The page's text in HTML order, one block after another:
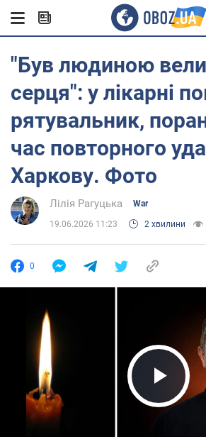
"Був людиною
серця": у лікарні
рятувальник,
час повторного
Харкову. Фото
Лілія Рагуцька War
19.06.2026 11:23 2 хвилини
0
Play